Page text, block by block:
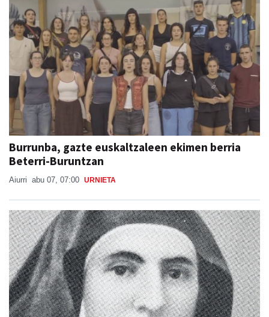
Burrunba, gazte euskaltzaleen ekimen berria
Beterri-Buruntzan
Aiurri abu 07, 07:00 URNIETA